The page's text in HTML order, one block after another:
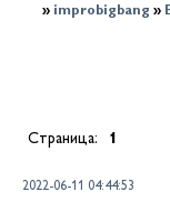
» improbigbang »
Страница:
1
2022-06-11 04:44:53